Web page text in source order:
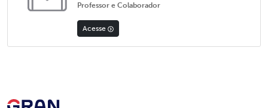
Professor e Colaborador
Acesse